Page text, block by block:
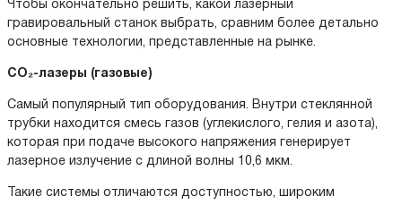
Чтобы окончательно решить, какой лазерный
гравировальный станок выбрать, сравним более детально
основные технологии, представленные на рынке.
CO₂-лазеры (газовые)
Самый популярный тип оборудования. Внутри стеклянной
трубки находится смесь газов (углекислого, гелия и азота),
которая при подаче высокого напряжения генерирует
лазерное излучение с длиной волны 10,6 мкм.
Такие системы отличаются доступностью, широким